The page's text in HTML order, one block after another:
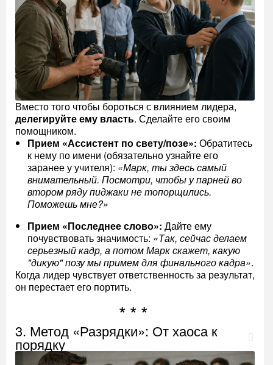
Вместо того чтобы бороться с влиянием лидера,
делегируйте ему власть. Сделайте его своим
помощником.
Прием «Ассистент по свету/позе»: Обратитесь
к нему по имени (обязательно узнайте его
заранее у учителя): «Марк, ты здесь самый
внимательный. Посмотри, чтобы у парней во
втором ряду пиджаки не топорщились.
Поможешь мне?»
Прием «Последнее слово»: Дайте ему
почувствовать значимость: «Так, сейчас делаем
серьезный кадр, а потом Марк скажет, какую
"дикую" позу мы примем для финального кадра».
Когда лидер чувствует ответственность за результат,
он перестает его портить.
3. Метод «Разрядки»: От хаоса к
порядку